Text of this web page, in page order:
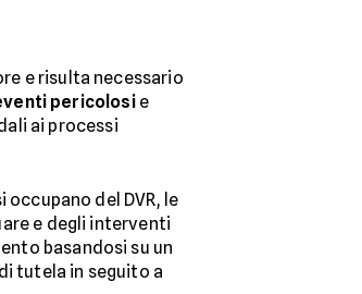
e risulta necessario
pericolosie
ai processi
del DVR, le
e degli interventi
basandosi su un
tutela in seguito a